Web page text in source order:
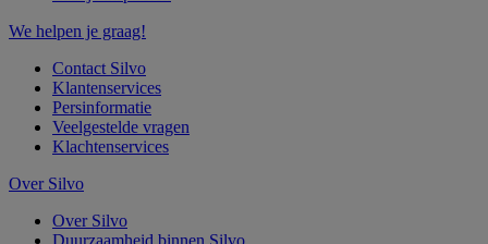
We helpen je graag!
Contact Silvo
Klantenservices
Persinformatie
Veelgestelde vragen
Klachtenservices
Over Silvo
Over Silvo
Duurzaamheid binnen Silvo